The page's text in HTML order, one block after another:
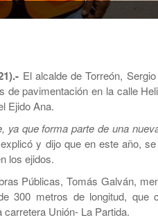
El alcalde de Torreón,
de pavimentación en la calle
Ejido Ana.
ya que forma parte de una
y dijo que en este año,
los ejidos.
Públicas, Tomás Galván,
300 metros de longitud, que
Unión- La Partida.